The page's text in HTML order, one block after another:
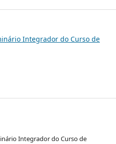
Integrador do Curso de
Integrador do Curso de